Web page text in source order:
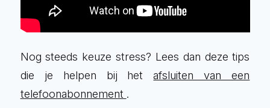
Nog steeds keuze stress? Lees dan deze tips
die je helpen bij hetafsluiten van een
telefoonabonnement .